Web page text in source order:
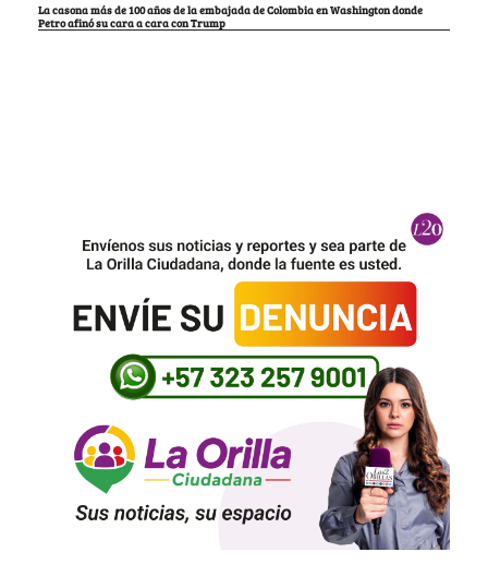
La casona más de 100 años de la embajada de Colombia en Washington donde
Petro afinó su cara a cara con Trump